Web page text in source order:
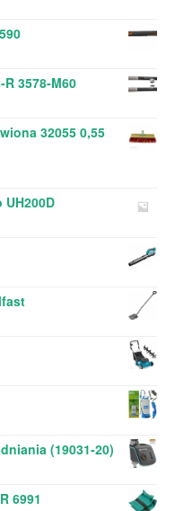
3578-M60
32055 0,55
(19031-20)
6991